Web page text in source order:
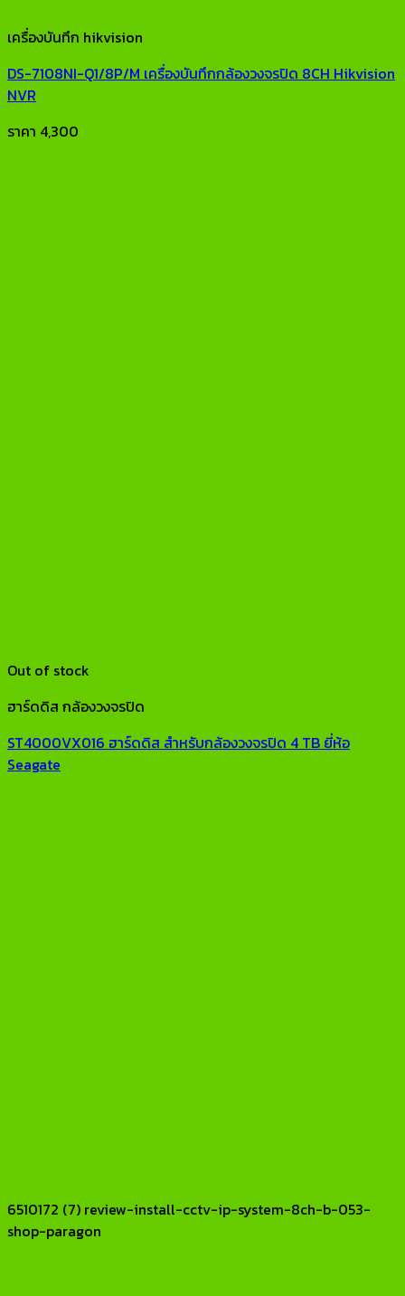
เครื่องบันทึก hikvision
DS-7108NI-Q1/8P/M เครื่องบันทึกกล้องวงจรปิด 8CH Hikvision
NVR
ราคา 4,300
Out of stock
ฮาร์ดดิส กล้องวงจรปิด
ST4000VX016 ฮาร์ดดิส สำหรับกล้องวงจรปิด 4 TB ยี่ห้อ
Seagate
6510172 (7) review-install-cctv-ip-system-8ch-b-053-
shop-paragon